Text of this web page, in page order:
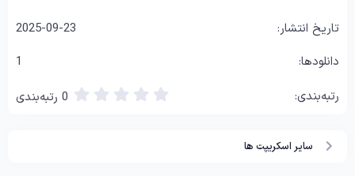
2025-09-23
1
00 رتبه‌بندی
سایر اسکریپت ها